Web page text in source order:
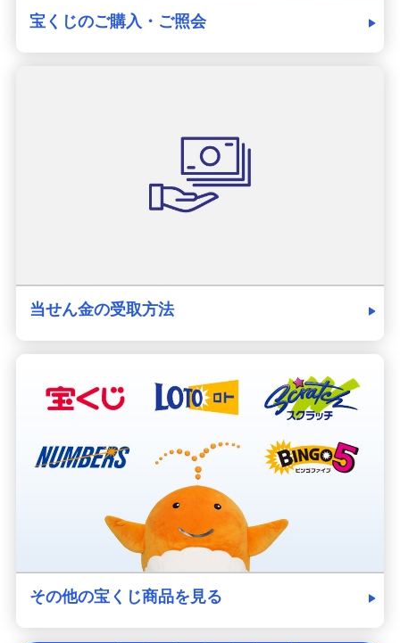
宝くじのご購入・ご照会
当せん金の受取方法
その他の宝くじ商品を見る